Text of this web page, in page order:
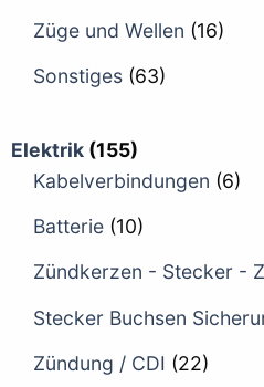
Züge und Wellen (16)
Sonstiges (63)
Elektrik (155)
Kabelverbindungen (6)
Batterie (10)
Zündkerzen - Stecker -
Stecker Buchsen
Zündung / CDI (22)